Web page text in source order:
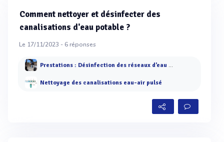
Comment nettoyer et désinfecter des
canalisations d'eau potable ?
Le 17/11/2023 - 6réponses
Prestations : Désinfection des réseaux d’eau potable
Nettoyage des canalisations eau-air pulsé